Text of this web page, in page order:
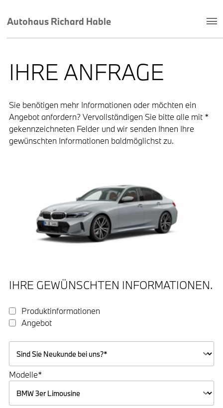
Autohaus Richard Hable
IHRE ANFRAGE
Sie benötigen mehr Informationen oder möchten ein
Angebot anfordern? Vervollständigen Sie bitte alle mit *
gekennzeichneten Felder und wir senden Ihnen Ihre
gewünschten Informationen baldmöglichst zu.
IHRE GEWÜNSCHTEN INFORMATIONEN.
Produktinformationen
Angebot
Modelle*